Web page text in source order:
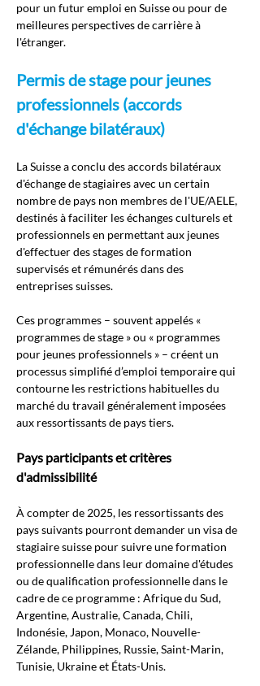
pour un futur emploi en Suisse ou pour de
meilleures perspectives de carrière à
l'étranger.
Permis de stage pour jeunes
professionnels (accords
d'échange bilatéraux)
La Suisse a conclu des accords bilatéraux
d'échange de stagiaires avec un certain
nombre de pays non membres de l'UE/AELE,
destinés à faciliter les échanges culturels et
professionnels en permettant aux jeunes
d'effectuer des stages de formation
supervisés et rémunérés dans des
entreprises suisses.
Ces programmes – souvent appelés «
programmes de stage » ou « programmes
pour jeunes professionnels » – créent un
processus simplifié d’emploi temporaire qui
contourne les restrictions habituelles du
marché du travail généralement imposées
aux ressortissants de pays tiers.
Pays participants et critères
d'admissibilité
À compter de 2025, les ressortissants des
pays suivants pourront demander un visa de
stagiaire suisse pour suivre une formation
professionnelle dans leur domaine d'études
ou de qualification professionnelle dans le
cadre de ce programme : Afrique du Sud,
Argentine, Australie, Canada, Chili,
Indonésie, Japon, Monaco, Nouvelle-
Zélande, Philippines, Russie, Saint-Marin,
Tunisie, Ukraine et États-Unis.